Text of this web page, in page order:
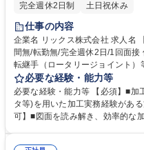
完全週休2日制
土日祝休み
仕事の内容
企業名 リックス株式会社 求人名 【福岡/糟屋郡】技能職/機械加工業務 ■夜
間無/転勤無/完全週休2日/1回面接 仕事の内容 自社メーカー製品である回
転継手（ロータリージョイント
加工業務をお任せします。2022
向上やコストダウンを担う重要ポジションです。
シニングセンタを用いた部品加工
ツール管理等） ■内製比率向上に
必要な経験・能力等
必要な経験・能力等 【必須】■加
タ等)を用いた加工実務経験があ
可】■図面を読み解き、効率的な加工順序